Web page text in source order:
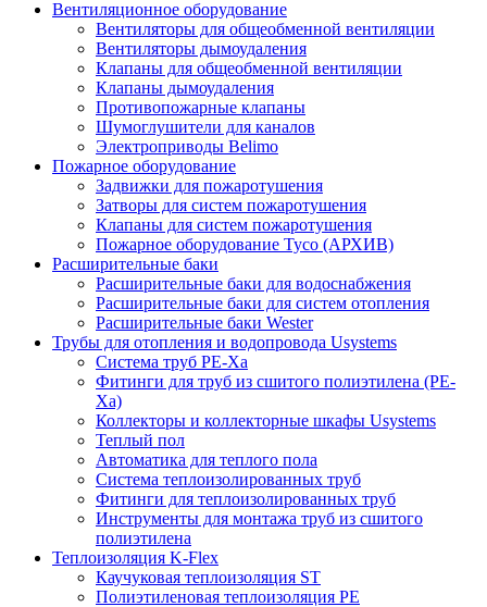
Вентиляционное оборудование
Вентиляторы для общеобменной вентиляции
Вентиляторы дымоудаления
Клапаны для общеобменной вентиляции
Клапаны дымоудаления
Противопожарные клапаны
Шумоглушители для каналов
Электроприводы Belimo
Пожарное оборудование
Задвижки для пожаротушения
Затворы для систем пожаротушения
Клапаны для систем пожаротушения
Пожарное оборудование Tyco (АРХИВ)
Расширительные баки
Расширительные баки для водоснабжения
Расширительные баки для систем отопления
Расширительные баки Wester
Трубы для отопления и водопровода Usystems
Система труб PE-Xa
Фитинги для труб из сшитого полиэтилена (PE-
Xa)
Коллекторы и коллекторные шкафы Usystems
Теплый пол
Автоматика для теплого пола
Система теплоизолированных труб
Фитинги для теплоизолированных труб
Инструменты для монтажа труб из сшитого
полиэтилена
Теплоизоляция K-Flex
Каучуковая теплоизоляция ST
Полиэтиленовая теплоизоляция PE